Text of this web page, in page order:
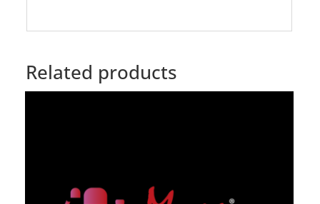
Related products